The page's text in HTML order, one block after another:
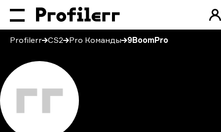
Profilerr CS2 Pro Команды 9BoomPro